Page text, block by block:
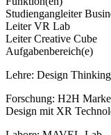
Studiengangleiter
Leiter VR Lab
Leiter Creative Cube
Aufgabenbereich(e)
Lehre: Design
Forschung: H2H
Design mit XR